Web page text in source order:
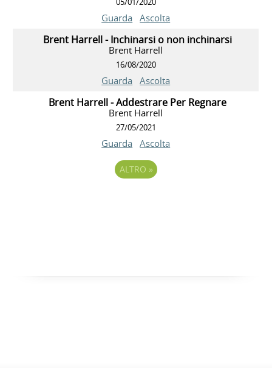
Guarda Ascolta
Brent Harrell - Inchinarsi o non inchinarsi
Brent Harrell
16/08/2020
Guarda Ascolta
Brent Harrell - Addestrare Per Regnare
Brent Harrell
27/05/2021
Guarda Ascolta
ALTRO »